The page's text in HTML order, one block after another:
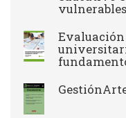
vulnerables
Evaluación